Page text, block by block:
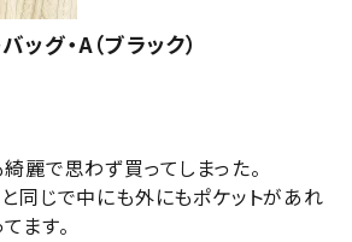
グ・A（ブラック）
麗で思わず買ってしまった。
同じで中にも外にもポケットがあれ
ます。